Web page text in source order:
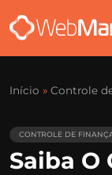
Início » Controle
CONTROLE DE
Saiba O